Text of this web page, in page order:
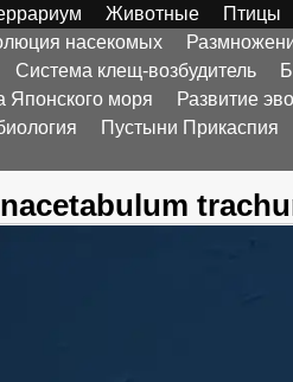
Животные Птицы
насекомых
Система клещ-возбудитель
Японского моря Развитие
Пустыни Прикаспия